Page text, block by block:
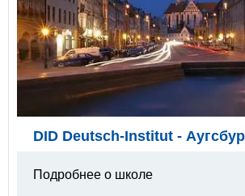
DID Deutsch-Institut -
Подробнее о школе